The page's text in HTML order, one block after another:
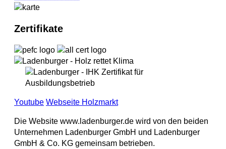
Zertifikate
Youtube Webseite Holzmarkt
Die Website www.ladenburger.de wird von den beiden
Unternehmen Ladenburger GmbH und Ladenburger
GmbH & Co. KG gemeinsam betrieben.